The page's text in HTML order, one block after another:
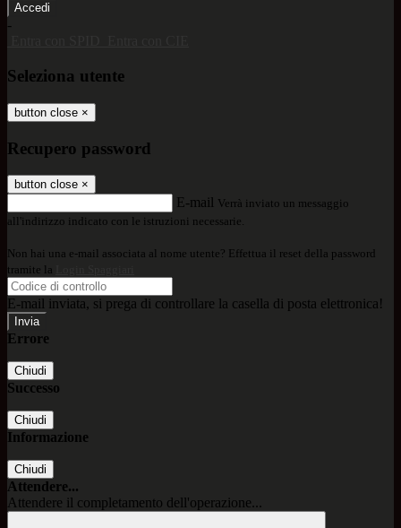
-
Seleziona utente
button close ×
Recupero password
button close ×
E-mail Verrà inviato un messaggio
all'indirizzo indicato con le istruzioni necessarie.
Non hai una e-mail associata al nome utente? Effettua il reset della password
tramite la
E-mail inviata, si prega di controllare la casella di posta elettronica!
Errore
Chiudi
Successo
Chiudi
Informazione
Chiudi
Attendere...
Attendere il completamento dell'operazione...